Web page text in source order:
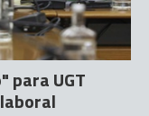
para UGT